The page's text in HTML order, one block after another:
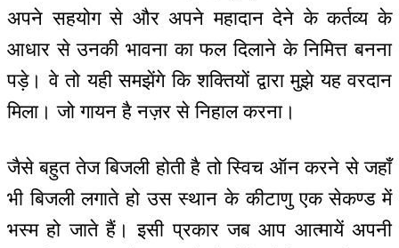
अपने सहयोग से और अपने महादान देने के कर्तव्य के
आधार से उनकी भावना का फल दिलाने के निमित्त बनना
पड़े। वे तो यही समझेंगे कि शक्तियों द्वारा मुझे यह वरदान
मिला। जो गायन है नज़र से निहाल करना।
जैसे बहुत तेज बिजली होती है तो स्विच ऑन करने से जहाँ
भी बिजली लगाते हो उस स्थान के कीटाणु एक सेकण्ड में
भस्म हो जाते हैं। इसी प्रकार जब आप आत्मायें अपनी